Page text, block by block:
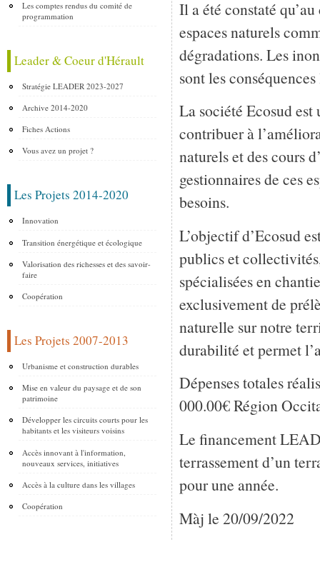
Les comptes rendus du comité de
programmation
Leader & Coeur d'Hérault
Stratégie LEADER 2023-2027
Archive 2014-2020
Fiches Actions
Vous avez un projet ?
Les Projets 2014-2020
Innovation
Transition énergétique et écologique
Valorisation des richesses et des savoir-
faire
Coopération
Les Projets 2007-2013
Urbanisme et construction durables
Mise en valeur du paysage et de son
patrimoine
Développer les circuits courts pour les
habitants et les visiteurs voisins
Accès innovant à l'information,
nouveaux services, initiatives
Accès à la culture dans les villages
Coopération
Il a été constaté
espaces naturels
dégradations. Les
sont les
La société Ecosud
contribuer à
naturels et des cours
gestionnaires de ces
besoins.
L’objectif d’Ecosud
publics et
spécialisées en
exclusivement de
naturelle sur notre
durabilité et permet
Dépenses totales
000.00€ Région
Le financement
terrassement d’un
pour une année.
Màj le 20/09/2022